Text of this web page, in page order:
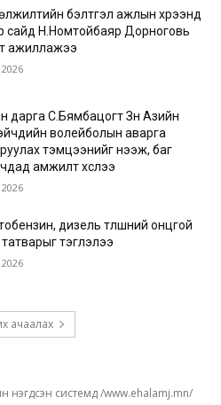
бэлтгэл ажлын хүрээнд
сайд Н.Номтойбаяр Дорноговь
ажиллажээ
дарга С.Бямбацогт Зүүн Азийн
волейболын аварга
тэмцээнийг нээж, баг
амжилт хүслээ
дизель түлшний онцгой
тэглэлээ
их ачаалах